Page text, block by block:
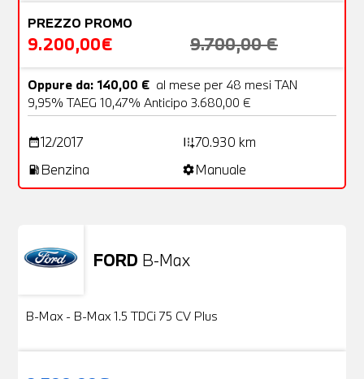
PREZZO PROMO
9.200,00€ 9.700,00 €
Oppure da: 140,00 € al mese per 48 mesi TAN
9,95% TAEG 10,47% Anticipo 3.680,00 €
date_range12/2017 add_road70.930 km
local_gas_station Benzina settingsManuale
FORD B-Max
B-Max - B-Max 1.5 TDCi 75 CV Plus